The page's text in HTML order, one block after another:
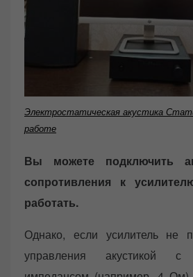
Электростатическая акустика
работе
Вы можете подключить
сопротивления к
работать.
Однако, если усилитель не
управления акустикой